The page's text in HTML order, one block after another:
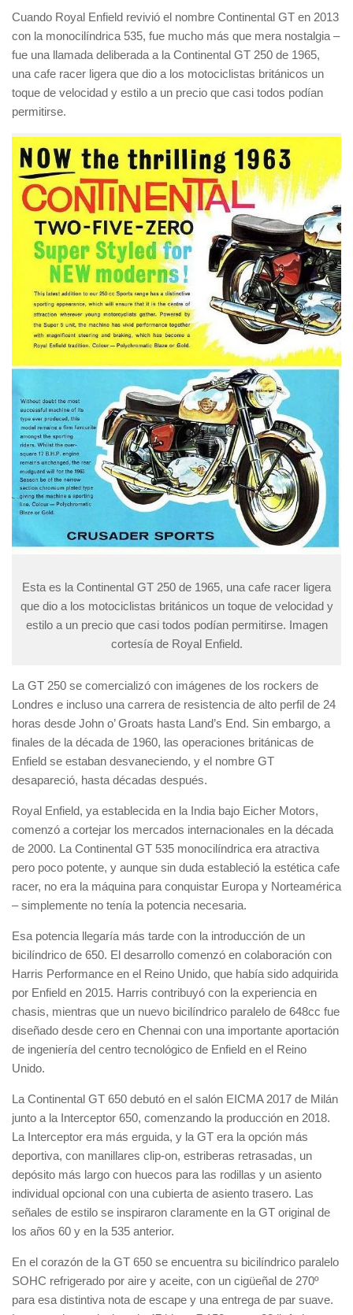
Cuando Royal Enfield revivió el nombre Continental GT en 2013
con la monocilíndrica 535, fue mucho más que mera nostalgia –
fue una llamada deliberada a la Continental GT 250 de 1965,
una cafe racer ligera que dio a los motociclistas británicos un
toque de velocidad y estilo a un precio que casi todos podían
permitirse.
Esta es la Continental GT 250 de 1965, una cafe racer ligera
que dio a los motociclistas británicos un toque de velocidad y
estilo a un precio que casi todos podían permitirse. Imagen
cortesía de Royal Enfield.
La GT 250 se comercializó con imágenes de los rockers de
Londres e incluso una carrera de resistencia de alto perfil de 24
horas desde John o’ Groats hasta Land’s End. Sin embargo, a
finales de la década de 1960, las operaciones británicas de
Enfield se estaban desvaneciendo, y el nombre GT
desapareció, hasta décadas después.
Royal Enfield, ya establecida en la India bajo Eicher Motors,
comenzó a cortejar los mercados internacionales en la década
de 2000. La Continental GT 535 monocilíndrica era atractiva
pero poco potente, y aunque sin duda estableció la estética cafe
racer, no era la máquina para conquistar Europa y Norteamérica
– simplemente no tenía la potencia necesaria.
Esa potencia llegaría más tarde con la introducción de un
bicilíndrico de 650. El desarrollo comenzó en colaboración con
Harris Performance en el Reino Unido, que había sido adquirida
por Enfield en 2015. Harris contribuyó con la experiencia en
chasis, mientras que un nuevo bicilíndrico paralelo de 648cc fue
diseñado desde cero en Chennai con una importante aportación
de ingeniería del centro tecnológico de Enfield en el Reino
Unido.
La Continental GT 650 debutó en el salón EICMA 2017 de Milán
junto a la Interceptor 650, comenzando la producción en 2018.
La Interceptor era más erguida, y la GT era la opción más
deportiva, con manillares clip-on, estriberas retrasadas, un
depósito más largo con huecos para las rodillas y un asiento
individual opcional con una cubierta de asiento trasero. Las
señales de estilo se inspiraron claramente en la GT original de
los años 60 y en la 535 anterior.
En el corazón de la GT 650 se encuentra su bicilíndrico paralelo
SOHC refrigerado por aire y aceite, con un cigüeñal de 270º
para esa distintiva nota de escape y una entrega de par suave.